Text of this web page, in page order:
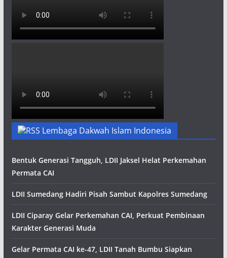
Lembaga Dakwah Islam Indonesia
Bentuk Generasi Tangguh, LDII Jaksel Helat Perkemahan
Permata CAI
LDII Sumedang Hadiri Pisah Sambut Kapolres Sumedang
LDII Ciparay Gelar Perkemahan CAI, Perkuat Pembinaan
Karakter Generasi Muda
Gelar Permata CAI ke-47, LDII Tanah Bumbu Siapkan